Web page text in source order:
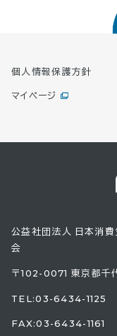
公益社団法人 日本消費
会
〒102-0071 東京都千
TEL:03-6434-1125
FAX:03-6434-1161
個人情報保護方針
マイページ